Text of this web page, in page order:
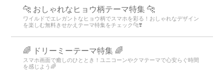
🐆 おしゃれなヒョウ柄テーマ特集 🐆
ワイルドでエレガントなヒョウ柄でスマホを彩る！おしゃれなデザイン
を楽しむ無料きせかえテーマ特集をチェック🐆❣️
🌈 ドリーミーテーマ特集 🌈
スマホ画面で癒しのひととき！ユニコーンやクマテーマで心安らぐ時間
を感じよう🌈